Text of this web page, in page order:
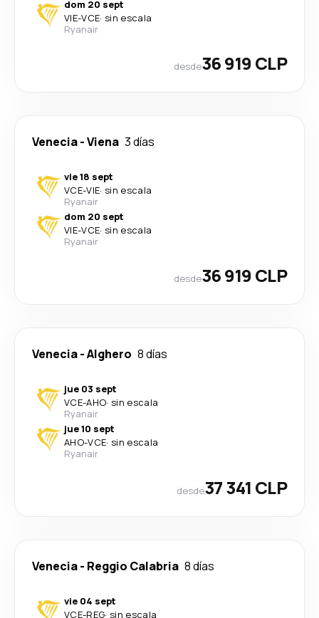
dom 20 sept
VIE-VCE· sin escala
Ryanair
desde36 919 CLP
Venecia-Viena 3 días
vie 18 sept
VCE-VIE· sin escala
Ryanair
dom 20 sept
VIE-VCE· sin escala
Ryanair
desde36 919 CLP
Venecia-Alghero 8 días
jue 03 sept
VCE-AHO· sin escala
Ryanair
jue 10 sept
AHO-VCE· sin escala
Ryanair
desde37 341 CLP
Venecia- Reggio Calabria 8 días
vie 04 sept
VCE-REG· sin escala